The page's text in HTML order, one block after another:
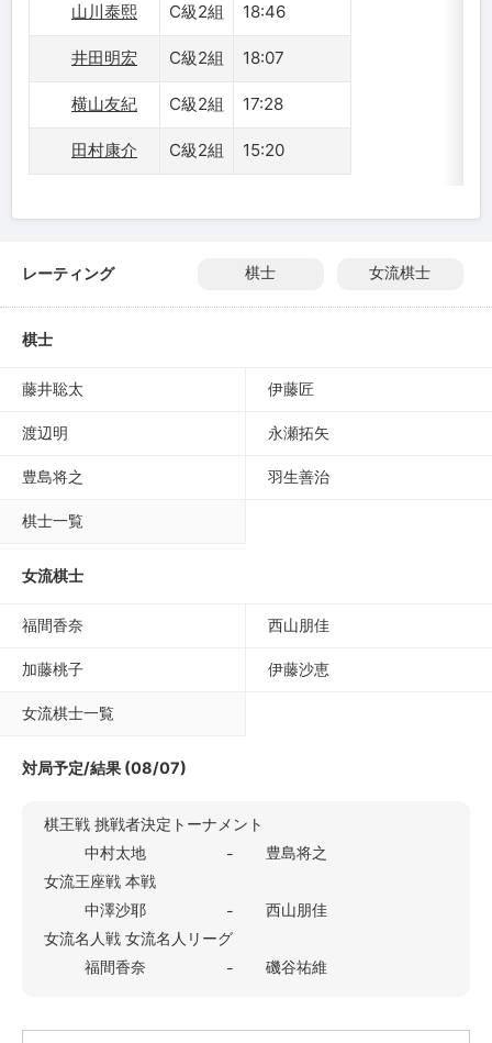
山川泰熙 C級2組 18:46
井田明宏 C級2組 18:07
横山友紀 C級2組 17:28
田村康介 C級2組 15:20
レーティング 棋士 女流棋士
棋士
藤井聡太 伊藤匠
渡辺明 永瀬拓矢
豊島将之 羽生善治
棋士一覧
女流棋士
福間香奈 西山朋佳
加藤桃子 伊藤沙恵
女流棋士一覧
対局予定/結果 (08/07)
棋王戦 挑戦者決定トーナメント
中村太地
-
豊島将之
女流王座戦 本戦
中澤沙耶
-
西山朋佳
女流名人戦 女流名人リーグ
福間香奈
- 磯谷祐維